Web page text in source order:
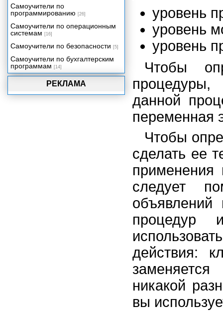
уровень
уровень
уровень
Чтобы
данной
переменная
Чтобы
сделать ее
применения
следует
объявлений
процедур
действия:
никакой
вы
РЕКЛАМА
Объектная модель Microsoft
Office 2002
Использование объектов и
семейств
Модули как объекты Access
Среда программирования
Access 2002. Окно редактора
кода.
Использование окна просмотра
объектов
Самоучители по
программированию [26]
Самоучители по операционным
системам [16]
Самоучители по безопасности [5]
Самоучители по бухгалтерским
программам [14]